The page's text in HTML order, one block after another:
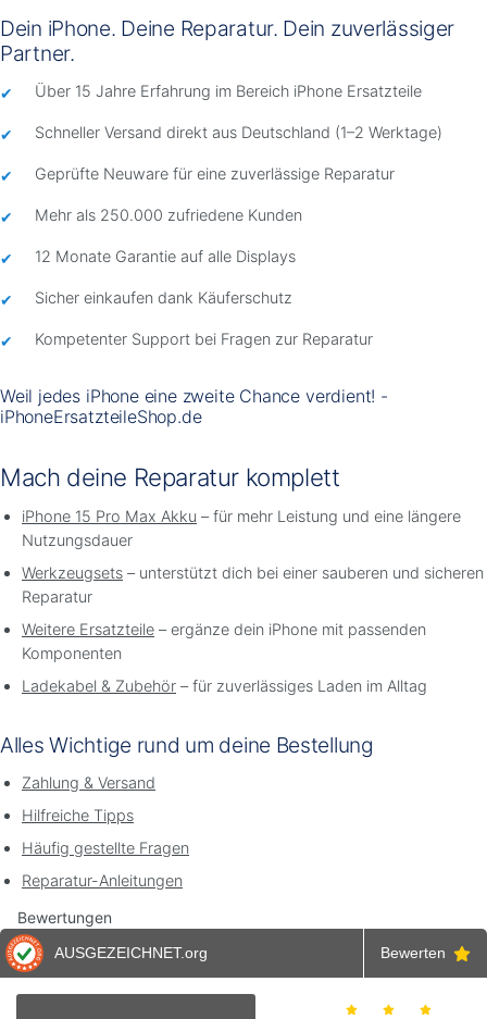
Dein iPhone. Deine Reparatur. Dein zuverlässiger
Partner.
Über 15 Jahre Erfahrung im Bereich iPhone Ersatzteile
Schneller Versand direkt aus Deutschland (1–2 Werktage)
Geprüfte Neuware für eine zuverlässige Reparatur
Mehr als 250.000 zufriedene Kunden
12 Monate Garantie auf alle Displays
Sicher einkaufen dank Käuferschutz
Kompetenter Support bei Fragen zur Reparatur
Weil jedes iPhone eine zweite Chance verdient! -
iPhoneErsatzteileShop.de
Mach deine Reparatur komplett
iPhone 15 Pro Max Akku – für mehr Leistung und eine längere
Nutzungsdauer
Werkzeugsets – unterstützt dich bei einer sauberen und sicheren
Reparatur
Weitere Ersatzteile – ergänze dein iPhone mit passenden
Komponenten
Ladekabel & Zubehör – für zuverlässiges Laden im Alltag
Alles Wichtige rund um deine Bestellung
Zahlung & Versand
Hilfreiche Tipps
Häufig gestellte Fragen
Reparatur-Anleitungen
Bewertungen
AUSGEZEICHNET.org Bewerten